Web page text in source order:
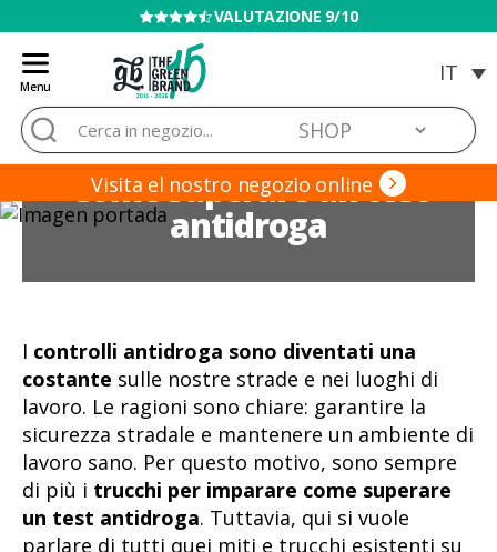
VENDITA VIETATA AI MINORI
Menu
Blog
de
Grow
Barato
Cerca:
Visita el nostro negozio online
Come superare un test
antidroga
I controlli antidroga sono diventati una
costante sulle nostre strade e nei luoghi di
lavoro. Le ragioni sono chiare: garantire la
sicurezza stradale e mantenere un ambiente di
lavoro sano. Per questo motivo, sono sempre
di più i trucchi per imparare come superare
un test antidroga. Tuttavia, qui si vuole
parlare di tutti quei miti e trucchi esistenti su